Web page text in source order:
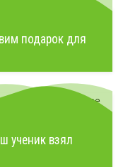
подарок для
ученик взял